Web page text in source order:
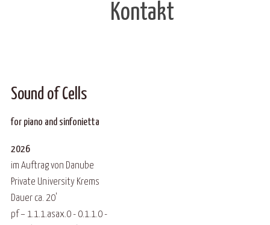
Kontakt
Sound of Cells
for piano and sinfonietta
2026
im Auftrag von Danube
Private University Krems
Dauer ca. 20'
pf – 1.1.1.asax.0 - 0.1.1.0 -